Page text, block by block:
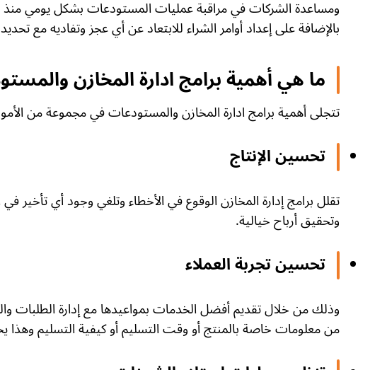
ومساعدة الشركات في مراقبة عمليات المستودعات بشكل يومي
بالإضافة على إعداد أوامر الشراء للابتعاد عن أي عجز وتفاديه مع
ما هي أهمية برامج ادارة المخازن
تتجلى أهمية برامج ادارة المخازن والمستودعات في مجموعة من
تحسين الإنتاج
تقلل برامج إدارة المخازن الوقوع في الأخطاء وتلغي وجود أي تأخير في
وتحقيق أرباح خيالية.
تحسين تجربة العملاء
وذلك من خلال تقديم أفضل الخدمات بمواعيدها مع إدارة الطلبات
من معلومات خاصة بالمنتج أو وقت التسليم أو كيفية التسليم